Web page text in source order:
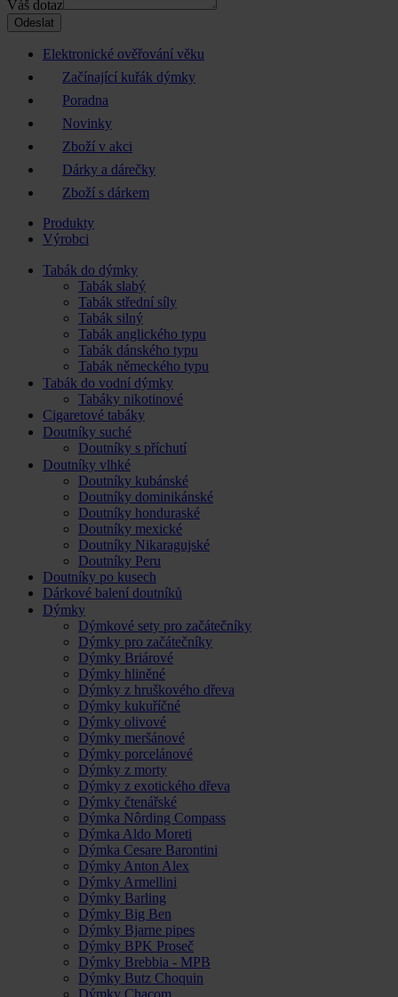
Váš dotaz
Odeslat
Elektronické ověřování věku
Začínající kuřák dýmky
Poradna
Novinky
Zboží v akci
Dárky a dárečky
Zboží s dárkem
Produkty
Výrobci
Tabák do dýmky
Tabák slabý
Tabák střední síly
Tabák silný
Tabák anglického typu
Tabák dánského typu
Tabák německého typu
Tabák do vodní dýmky
Tabáky nikotinové
Cigaretové tabáky
Doutníky suché
Doutníky s příchutí
Doutníky vlhké
Doutníky kubánské
Doutníky dominikánské
Doutníky honduraské
Doutníky mexické
Doutníky Nikaragujské
Doutníky Peru
Doutníky po kusech
Dárkové balení doutníků
Dýmky
Dýmkové sety pro začátečníky
Dýmky pro začátečníky
Dýmky Briárové
Dýmky hliněné
Dýmky z hruškového dřeva
Dýmky kukuříčné
Dýmky olivové
Dýmky meršánové
Dýmky porcelánové
Dýmky z morty
Dýmky z exotického dřeva
Dýmky čtenářské
Dýmka Nôrding Compass
Dýmka Aldo Moreti
Dýmka Cesare Barontini
Dýmky Anton Alex
Dýmky Armellini
Dýmky Barling
Dýmky Big Ben
Dýmky Bjarne pipes
Dýmky BPK Proseč
Dýmky Brebbia - MPB
Dýmky Butz Choquin
Dýmky Chacom